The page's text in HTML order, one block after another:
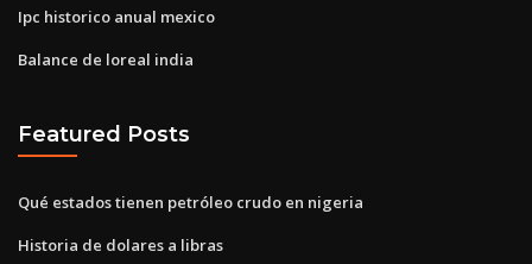
Ipc historico anual mexico
Balance de loreal india
Featured Posts
Qué estados tienen petróleo crudo en nigeria
Historia de dolares a libras